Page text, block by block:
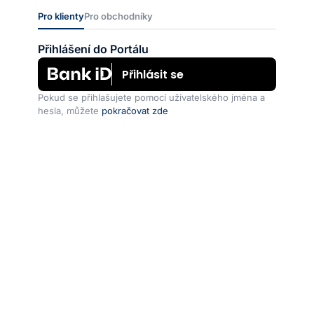
Pro klientyPro obchodníky
Přihlášení do Portálu
Přihlásit se
Pokud se přihlašujete pomocí uživatelského jména a
hesla, můžete pokračovat zde